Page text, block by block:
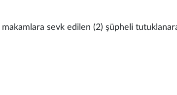
sevk edilen (2) şüpheli